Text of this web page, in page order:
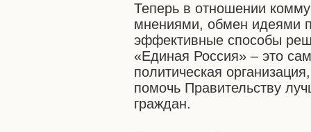
Теперь в отношении
мнениями, обмен идеями
эффективные способы
«Единая Россия» – это
политическая
помочь Правительству
граждан.